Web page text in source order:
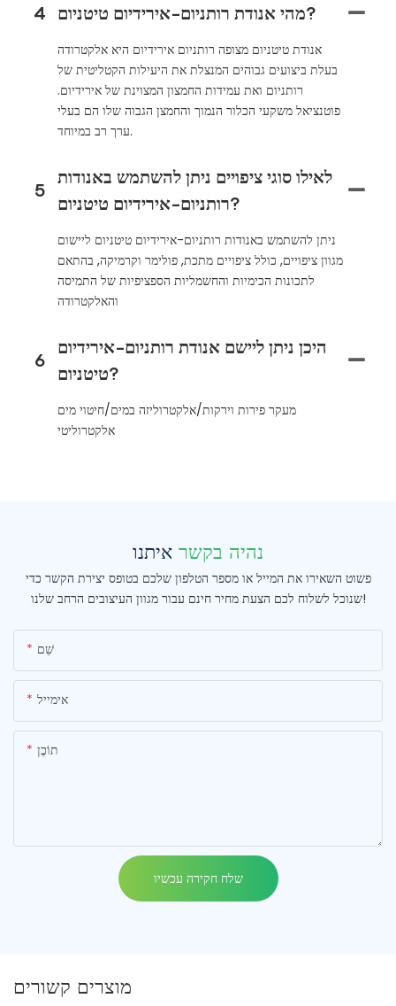
4 מהי אנודת רותניום-אירידיום טיטניום?
אנודת טיטניום מצופה רותניום אירידיום היא אלקטרודה
בעלת ביצועים גבוהים המנצלת את היעילות הקטליטית של
רותניום ואת עמידות החמצון המצוינת של אירידיום.
פוטנציאל משקעי הכלור הנמוך והחמצן הגבוה שלו הם בעלי
ערך רב במיוחד.
5
לאילו סוגי ציפויים ניתן להשתמש באנודות
רותניום-אירידיום טיטניום?
ניתן להשתמש באנודות רותניום-אירידיום טיטניום ליישום
מגוון ציפויים, כולל ציפויים מתכת, פולימר וקרמיקה, בהתאם
לתכונות הכימיות והחשמליות הספציפיות של התמיסה
והאלקטרודה
6
היכן ניתן ליישם אנודת רותניום-אירידיום
טיטניום?
מעקר פירות וירקות/אלקטרוליזה במים/חיטוי מים
אלקטרוליטי
נהיה בקשר איתנו
פשוט השאירו את המייל או מספר הטלפון שלכם בטופס יצירת הקשר כדי
שנוכל לשלוח לכם הצעת מחיר חינם עבור מגוון העיצובים הרחב שלנו!
שֵׁם
אימייל
תוֹכֶן
שלח חקירה עכשיו
מוצרים קשורים